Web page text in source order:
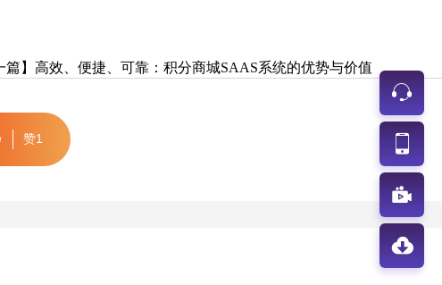
篇】高效、便捷、可靠：积分商城SAAS系统的优势与价值
赞1